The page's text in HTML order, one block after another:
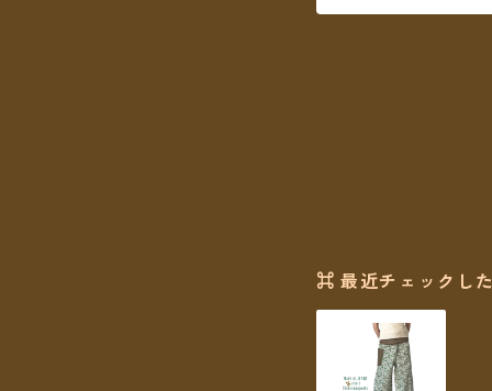
⌘ 最近チェックし